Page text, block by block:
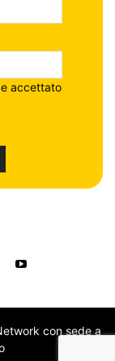
accettato
con sede a